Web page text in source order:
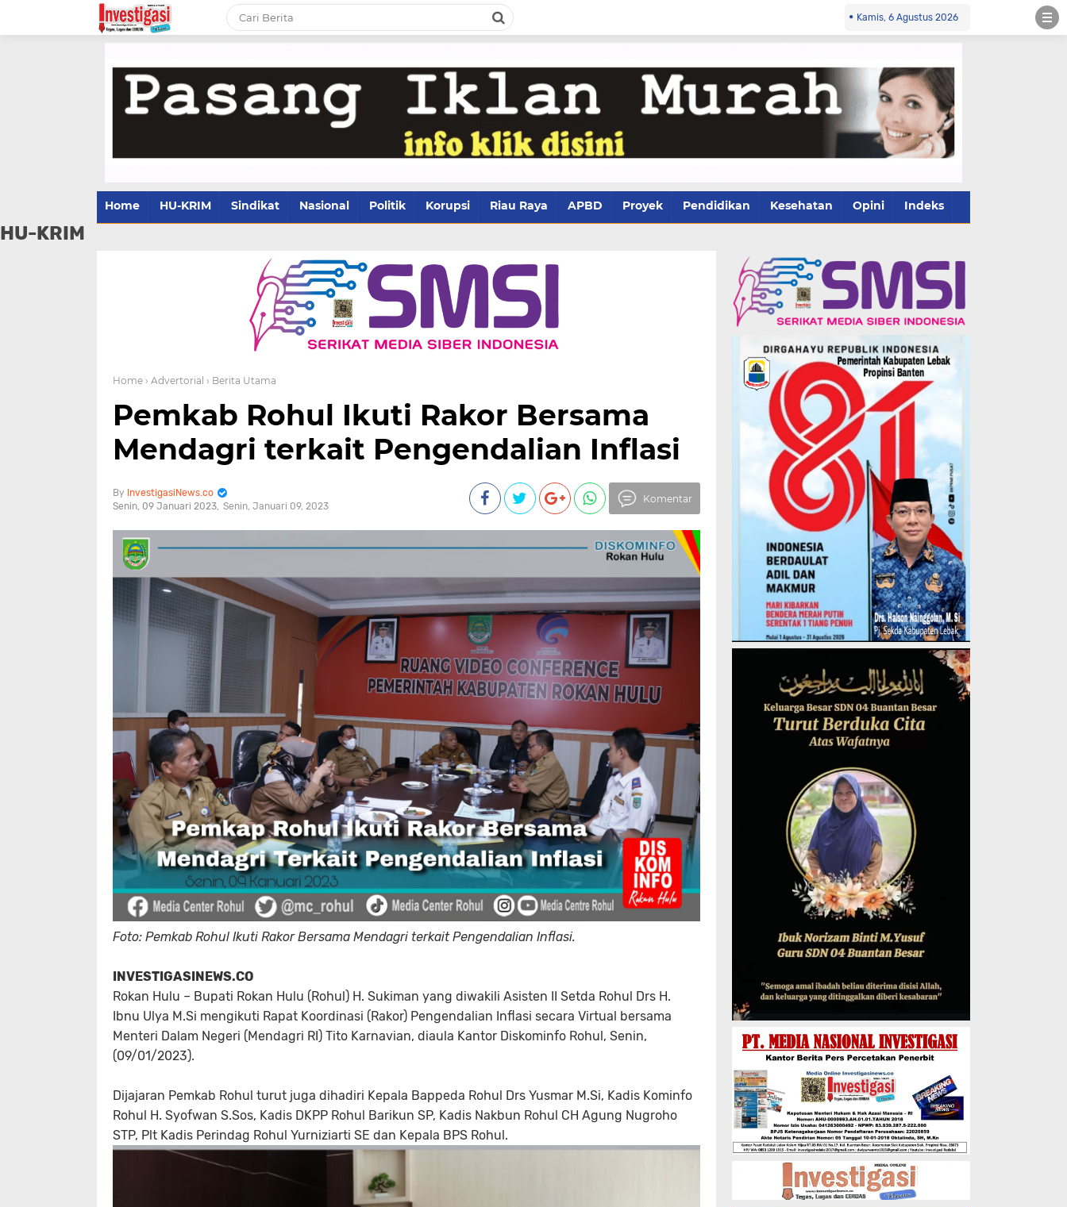
Kamis, 6 Agustus 2026
Home HU-KRIM Sindikat Nasional Politik Korupsi Riau Raya APBD Proyek Pendidikan Kesehatan Opini Indeks
HU-KRIM
Home › Advertorial › Berita Utama
Pemkab Rohul Ikuti Rakor Bersama
Mendagri terkait Pengendalian Inflasi
InvestigasiNews.co
Senin, 09 Januari 2023 Senin, Januari 09, 2023
Komentar
Foto: Pemkab Rohul Ikuti Rakor Bersama Mendagri terkait Pengendalian Inflasi.
INVESTIGASINEWS.CO
Rokan Hulu – Bupati Rokan Hulu (Rohul) H. Sukiman yang diwakili Asisten II Setda Rohul Drs H.
Ibnu Ulya M.Si mengikuti Rapat Koordinasi (Rakor) Pengendalian Inflasi secara Virtual bersama
Menteri Dalam Negeri (Mendagri RI) Tito Karnavian, diaula Kantor Diskominfo Rohul, Senin,
(09/01/2023).
Dijajaran Pemkab Rohul turut juga dihadiri Kepala Bappeda Rohul Drs Yusmar M.Si, Kadis Kominfo
Rohul H. Syofwan S.Sos, Kadis DKPP Rohul Barikun SP, Kadis Nakbun Rohul CH Agung Nugroho
STP, Plt Kadis Perindag Rohul Yurniziarti SE dan Kepala BPS Rohul.